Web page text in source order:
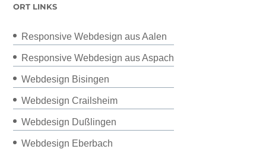
ORT LINKS
Responsive Webdesign aus Aalen
Responsive Webdesign aus Aspach
Webdesign Bisingen
Webdesign Crailsheim
Webdesign Dußlingen
Webdesign Eberbach